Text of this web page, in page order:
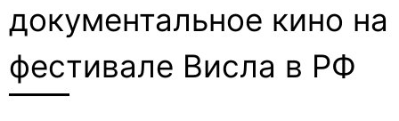
документальное кино на
фестивале Висла в РФ